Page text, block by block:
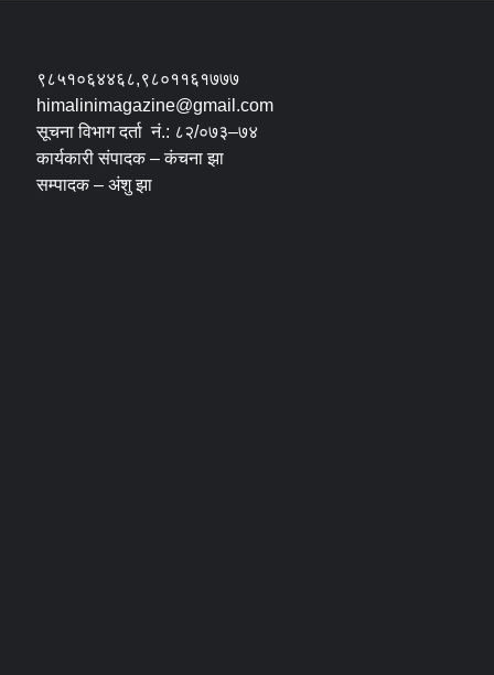
९८५१०६४४६८,९८०११६१७७७
himalinimagazine@gmail.com
सूचना विभाग दर्ता नं.: ८२/०७३–७४
कार्यकारी संपादक – कंचना झा
सम्पादक – अंशु झा